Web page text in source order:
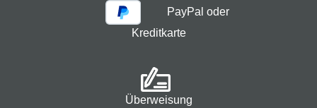
PayPal oder
Kreditkarte
Überweisung